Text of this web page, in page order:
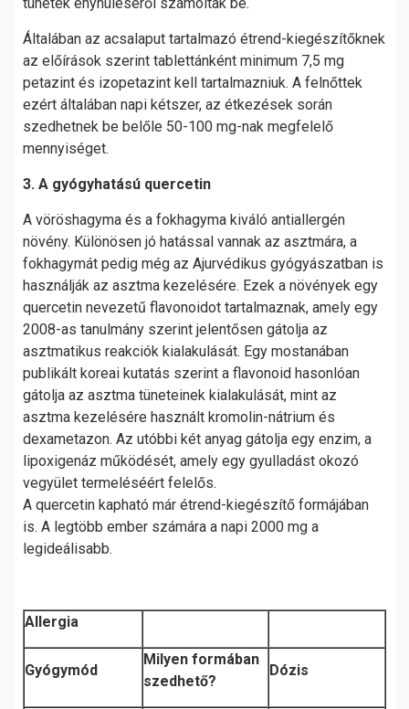
Általában az acsalaput tartalmazó étrend-kiegészítőknek
az előírások szerint tablettánként minimum 7,5 mg
petazint és izopetazint kell tartalmazniuk. A felnőttek
ezért általában napi kétszer, az étkezések során
szedhetnek be belőle 50-100 mg-nak megfelelő
mennyiséget.
3. A gyógyhatású quercetin
A vöröshagyma és a fokhagyma kiváló antiallergén
növény. Különösen jó hatással vannak az asztmára, a
fokhagymát pedig még az Ajurvédikus gyógyászatban is
használják az asztma kezelésére. Ezek a növények egy
quercetin nevezetű flavonoidot tartalmaznak, amely egy
2008-as tanulmány szerint jelentősen gátolja az
asztmatikus reakciók kialakulását. Egy mostanában
publikált koreai kutatás szerint a flavonoid hasonlóan
gátolja az asztma tüneteinek kialakulását, mint az
asztma kezelésére használt kromolin-nátrium és
dexametazon. Az utóbbi két anyag gátolja egy enzim, a
lipoxigenáz működését, amely egy gyulladást okozó
vegyület termeléséért felelős.
A quercetin kapható már étrend-kiegészítő formájában
is. A legtöbb ember számára a napi 2000 mg a
legideálisabb.
Allergia
Gyógymód
Milyen formában
szedhető?
Dózis